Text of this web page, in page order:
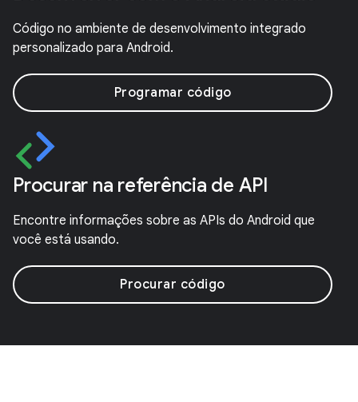
Código no ambiente de desenvolvimento integrado
personalizado para Android.
Programar código
Procurar na referência de API
Encontre informações sobre as APIs do Android que
você está usando.
Procurar código